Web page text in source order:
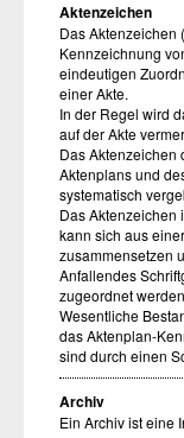
Aktenzeichen
Das Aktenzeichen
Kennzeichnung
eindeutigen
einer Akte.
In der Regel wird
auf der Akte
Das Aktenzeichen
Aktenplans und
systematisch
Das Aktenzeichen
kann sich aus
zusammensetzen
Anfallendes
zugeordnet
Wesentliche
das Aktenplan-
sind durch einen
Archiv
Ein Archiv ist eine